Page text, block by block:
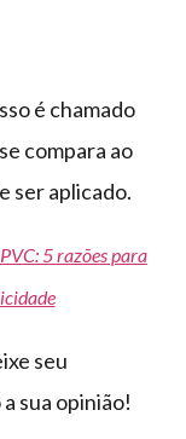
é chamado
compara ao
ser aplicado.
5 razões para
seu
sua opinião!